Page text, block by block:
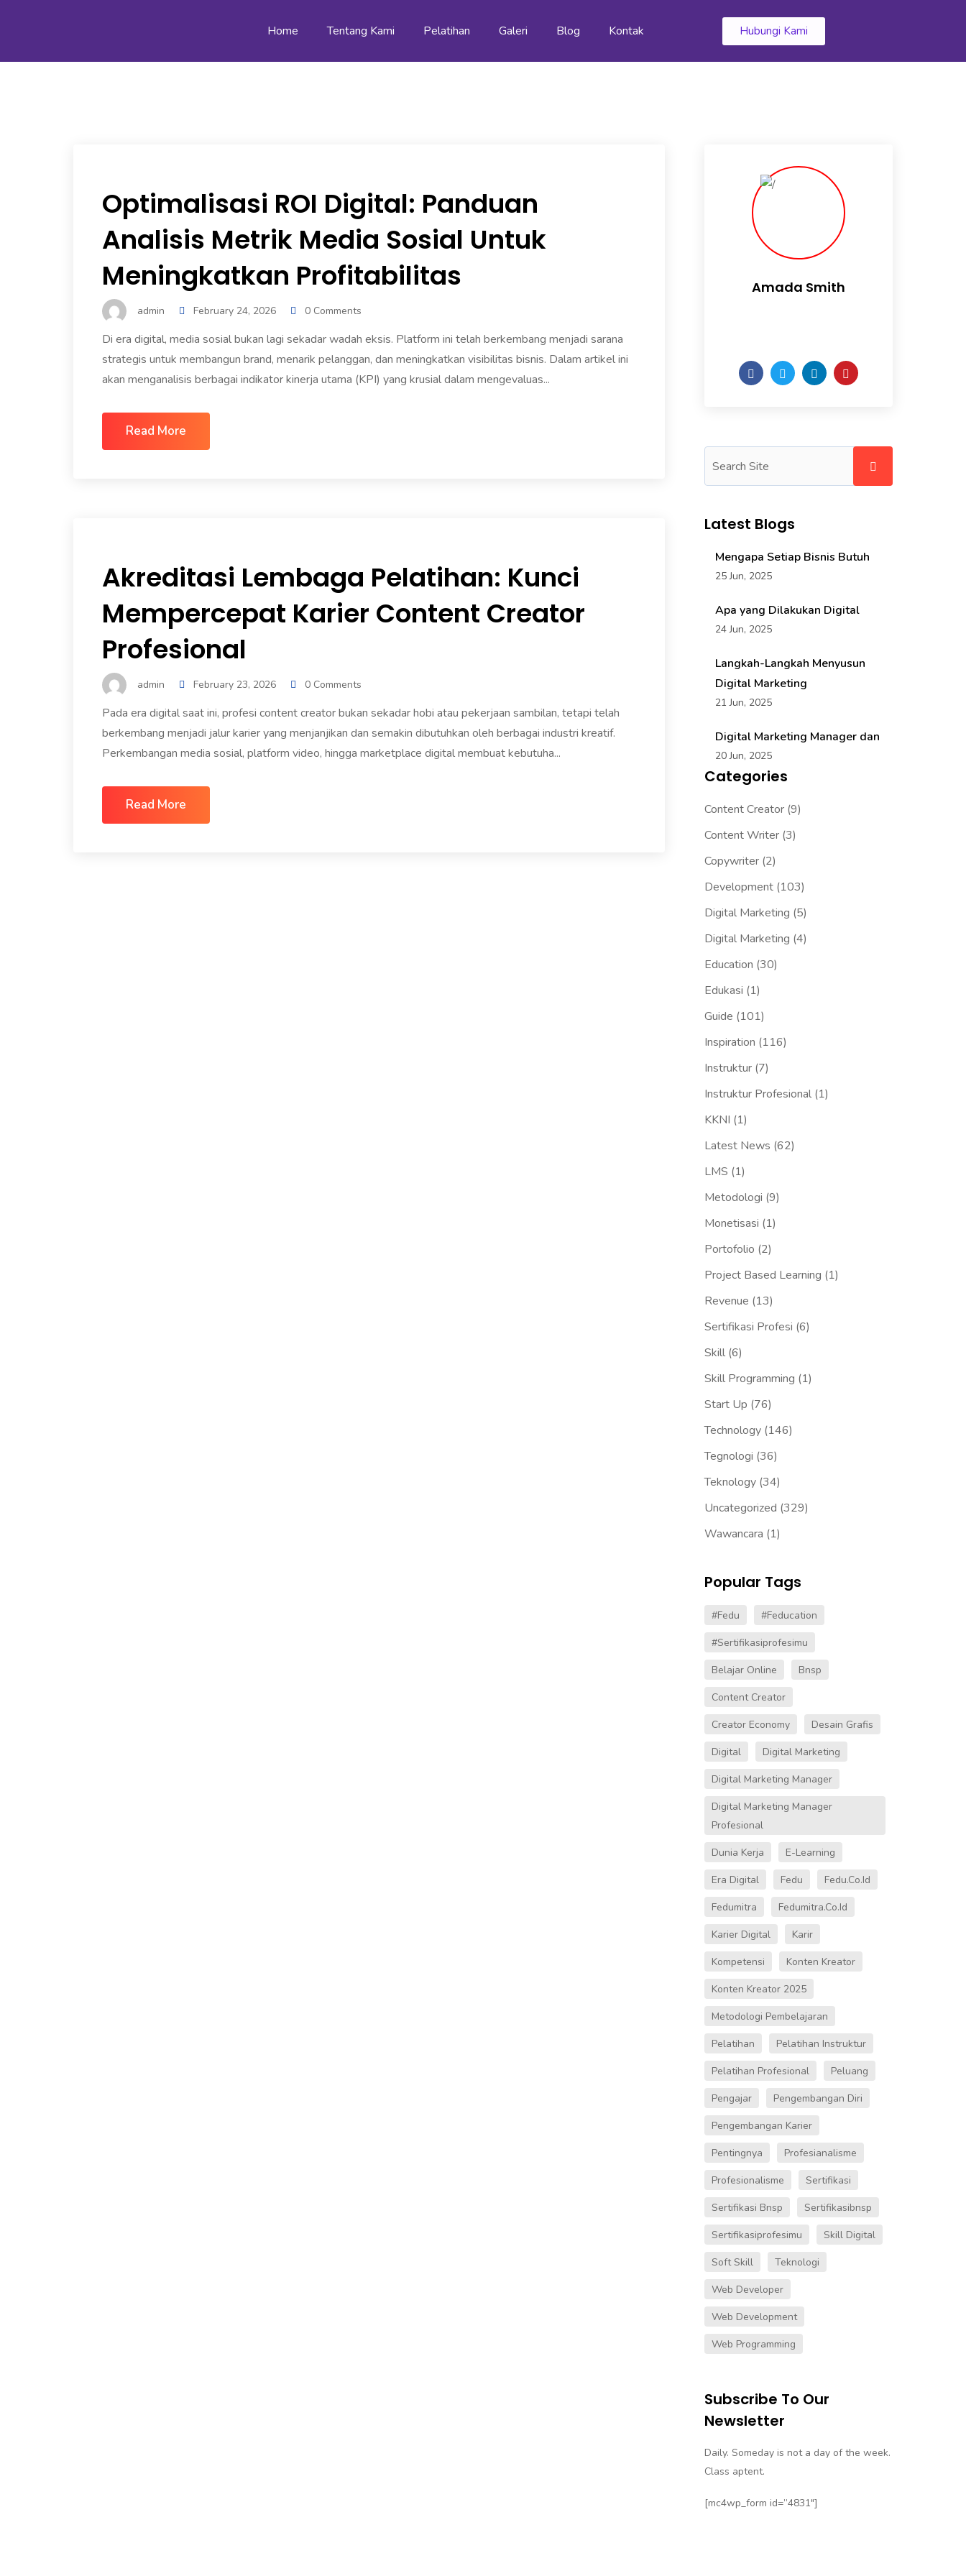
Home Tentang Kami Pelatihan Galeri Blog Kontak Hubungi Kami
Optimalisasi ROI Digital: Panduan
Analisis Metrik Media Sosial Untuk
Meningkatkan Profitabilitas
admin February 24, 2026 0 Comments
Di era digital, media sosial bukan lagi sekadar wadah eksis. Platform ini telah berkembang menjadi sarana
strategis untuk membangun brand, menarik pelanggan, dan meningkatkan visibilitas bisnis. Dalam artikel ini
akan menganalisis berbagai indikator kinerja utama (KPI) yang krusial dalam mengevaluas...
Read More
Akreditasi Lembaga Pelatihan: Kunci
Mempercepat Karier Content Creator
Profesional
admin February 23, 2026 0 Comments
Pada era digital saat ini, profesi content creator bukan sekadar hobi atau pekerjaan sambilan, tetapi telah
berkembang menjadi jalur karier yang menjanjikan dan semakin dibutuhkan oleh berbagai industri kreatif.
Perkembangan media sosial, platform video, hingga marketplace digital membuat kebutuha...
Read More
Amada Smith
Latest Blogs
Mengapa Setiap Bisnis Butuh
25 Jun, 2025
Apa yang Dilakukan Digital
24 Jun, 2025
Langkah-Langkah Menyusun
Digital Marketing
21 Jun, 2025
Digital Marketing Manager dan
20 Jun, 2025
Categories
Content Creator(9)
Content Writer(3)
Copywriter(2)
Development(103)
Digital Marketing (5)
Digital Marketing (4)
Education (30)
Edukasi (1)
Guide (101)
Inspiration (116)
Instruktur(7)
Instruktur Profesional(1)
KKNI (1)
Latest News (62)
LMS (1)
Metodologi (9)
Monetisasi (1)
Portofolio (2)
Project Based Learning (1)
Revenue (13)
Sertifikasi Profesi (6)
Skill(6)
Skill Programming (1)
Start Up (76)
Technology(146)
Tegnologi (36)
Teknology(34)
Uncategorized (329)
Wawancara (1)
Popular Tags
#fedu
#Feducation
#sertifikasiprofesimu
Belajar Online
Bnsp
Content Creator
Creator Economy
Desain Grafis
Digital
Digital Marketing
Digital Marketing Manager
Digital Marketing Manager
Profesional
Dunia Kerja
E-Learning
Era Digital
Fedu
Fedu.co.id
Fedumitra
Fedumitra.co.id
Karier Digital
Karir
Kompetensi
Konten Kreator
Konten Kreator 2025
Metodologi Pembelajaran
Pelatihan
Pelatihan Instruktur
Pelatihan Profesional
Peluang
Pengajar
Pengembangan Diri
Pengembangan Karier
Pentingnya
Profesianalisme
Profesionalisme
Sertifikasi
Sertifikasi Bnsp
Sertifikasibnsp
Sertifikasiprofesimu
Skill Digital
Soft Skill
Teknologi
Web Developer
Web Development
Web Programming
Subscribe To Our
Newsletter
Daily. Someday is not a day of the week.
Class aptent.
[mc4wp_form id=”4831″]